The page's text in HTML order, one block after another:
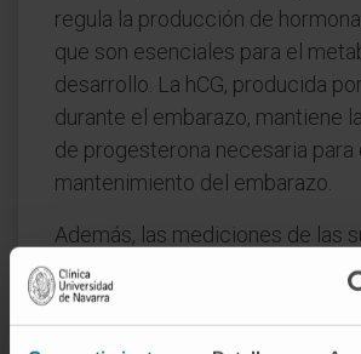
regula la producción de
que son esenciales para el
desarrollo. La hCG, producida
durante el embarazo, mantiene
de progesterona necesaria para
mantenimiento del embarazo.
Además, las mediciones de las
alfa y beta pueden utilizarse en
y seguimiento de diversas
médicas. Por ejemplo, la